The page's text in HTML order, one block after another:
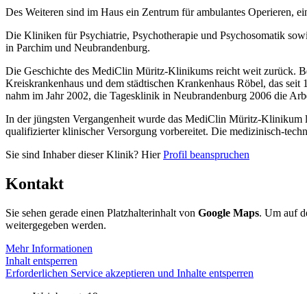
Des Weiteren sind im Haus ein Zentrum für ambulantes Operieren,
Die Kliniken für Psychiatrie, Psychotherapie und Psychosomatik
in Parchim und Neubrandenburg.
Die Geschichte des MediClin Müritz-Klinikums reicht weit zurück.
Kreiskrankenhaus und dem städtischen Krankenhaus Röbel, das
nahm im Jahr 2002, die Tagesklinik in Neubrandenburg 2006 die
In der jüngsten Vergangenheit wurde das MediClin Müritz-Klinikum
qualifizierter klinischer Versorgung vorbereitet. Die medizinisch-
Sie sind Inhaber dieser Klinik? HierProfil beanspruchen
Kontakt
Sie sehen gerade einen Platzhalterinhalt von Google Maps. Um auf
weitergegeben werden.
Mehr Informationen
Inhalt entsperren
Erforderlichen Service akzeptieren und Inhalte entsperren